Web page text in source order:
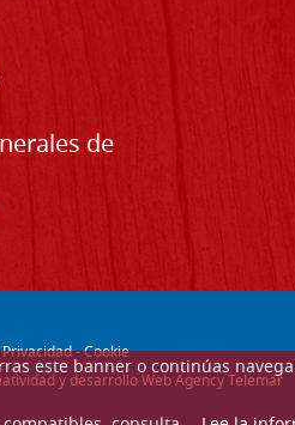
este banner o continúas
de
Privacidad-Cookie
y desarrollo Web Agency Telemar